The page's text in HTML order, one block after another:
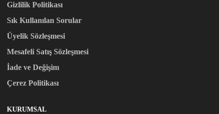
Gizlilik Politikası
Sık Kullanılan Sorular
Üyelik Sözleşmesi
Mesafeli Satış Sözleşmesi
İade ve Değişim
Çerez Politikası
KURUMSAL